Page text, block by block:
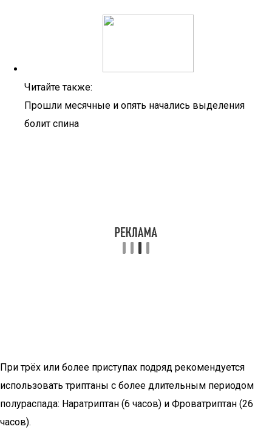
Читайте также:
Прошли месячные и опять начались выделения
болит спина
При трёх или более приступах подряд рекомендуется
использовать триптаны с более длительным периодом
полураспада: Наратриптан (6 часов) и Фроватриптан (26
часов).